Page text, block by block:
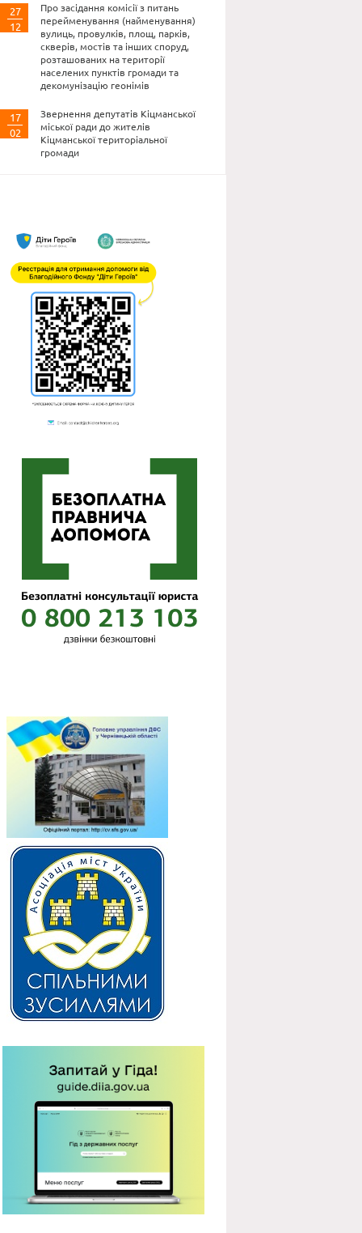
27
12
Про засідання комісії з питань
перейменування (найменування)
вулиць, провулків, площ, парків,
скверів, мостів та інших споруд,
розташованих на території
населених пунктів громади та
декомунізацію геонімів
17
02
Звернення депутатів Кіцманської
міської ради до жителів
Кіцманської територіальної
громади